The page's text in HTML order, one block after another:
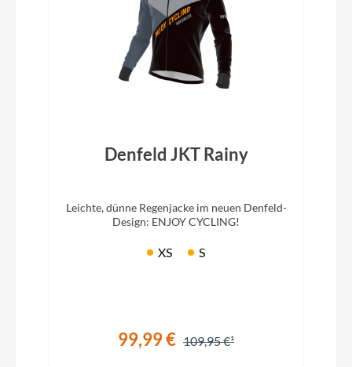
Denfeld JKT Rainy
Leichte, dünne Regenjacke im neuen Denfeld-
Design: ENJOY CYCLING!
XS S
99,99 € 109,95 €